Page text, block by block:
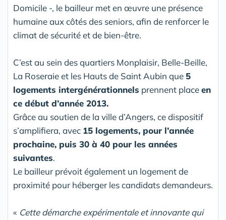
Domicile -, le bailleur met en œuvre une présence
humaine aux côtés des seniors, afin de renforcer le
climat de sécurité et de bien-être.
C’est au sein des quartiers Monplaisir, Belle-Beille,
La Roseraie et les Hauts de Saint Aubin que 5
logements intergénérationnels prennent placeen
ce début d’année 2013.
Grâce au soutien de la ville d’Angers, ce dispositif
s’amplifiera, avec 15 logements, pour l’année
prochaine, puis 30 à 40 pour les années
suivantes.
Le bailleur prévoit également un logement de
proximité pour héberger les candidats demandeurs.
« Cette démarche expérimentale et innovante qui